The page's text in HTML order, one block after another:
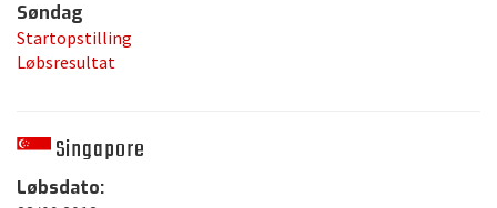
Søndag
Startopstilling
Løbsresultat
Singapore
Løbsdato: